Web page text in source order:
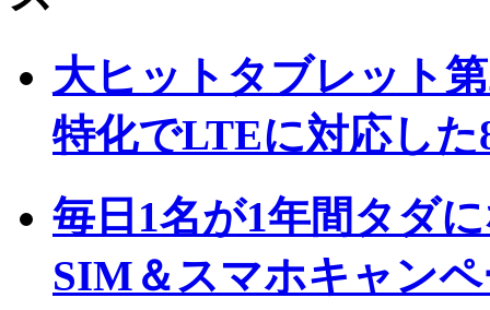
大ヒットタブレット
特化でLTEに対応し
毎日1名が1年間タダ
SIM＆スマホキャン